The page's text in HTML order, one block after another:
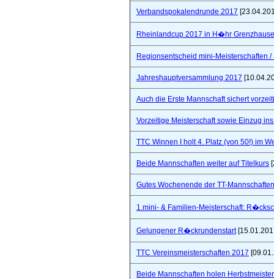
Verbandspokalendrunde 2017
Rheinlandcup 2017 in H�hr
Regionsentscheid mini-Meisterschaften
Jahreshauptversammlung 2017
Auch die Erste Mannschaft sichert
Vorzeitige Meisterschaft sowie Einzug
TTC Winnen I holt 4. Platz (von 50!) im
Beide Mannschaften weiter auf Titelkurs
Gutes Wochenende der TT-
1.mini- & Familien-Meisterschaft:
Gelungener R�ckrundenstart
TTC Vereinsmeisterschaften 2017
Beide Mannschaften holen